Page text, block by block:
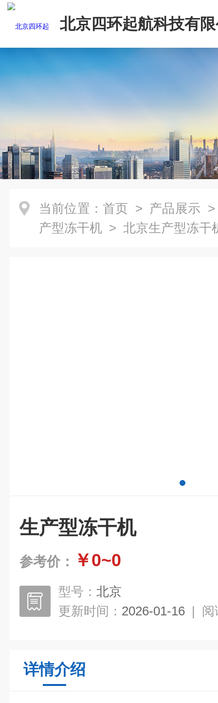
北京四环起航科技有
当前位置： 首页 > 产品展示
产型冻干机 > 北京生产型冻干
生产型冻干机
参考价： ￥0~0
型号： 北京
更新时间： 2026-01-16 | 阅
详情介绍